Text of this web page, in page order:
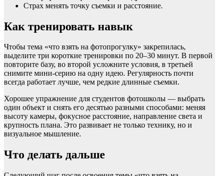
Страх менять точку съемки и расстояние.
Как тренировать навык
Чтобы тема «что взять на фотопрогулку» закрепилась,
выделите три короткие тренировки по 20–30 минут. В первой
повторите базу, во второй усложните условия, в третьей
снимите мини-серию на одну идею. Регулярность почти
всегда работает лучше, чем редкие длинные съемки.
Хорошее упражнение для студентов фотошколы — выбрать
один объект и снять его десятью разными способами: меняя
высоту камеры, фокусное расстояние, направление света и
крупность плана. Это развивает не только технику, но и
визуальное мышление.
Что делать дальше